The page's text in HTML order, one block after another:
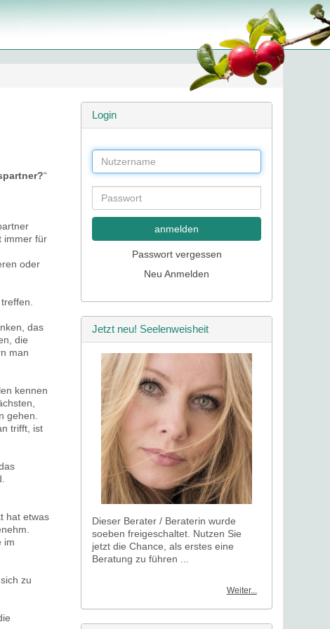
“
immer für
oder
das
die
man
kennen
gehen.
trifft, ist
hat etwas
im
zu
Login
anmelden
Passwort vergessen
Neu Anmelden
Jetzt neu! Seelenweisheit
Dieser Berater / Beraterin wurde
soeben freigeschaltet. Nutzen Sie
jetzt die Chance, als erstes eine
Beratung zu führen ...
Weiter...